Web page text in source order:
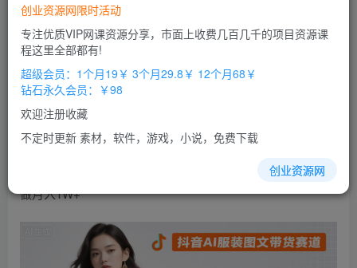
超级会员
立即购买
您当前未登录！建议登陆后购买，办理会员包月更省钱，可保存购
赛道，这个玩法真的有点香！认真
做月入1W+
创业资源网限时活动
专注优质VIP网课资源分享，市面上收费几百几千的项目资源课
程这里全部都有!
超级会员：1个月19￥ 3个月29.8￥ 12个月68￥
钻石永久会员：￥98
欢迎注册收藏
不定时更新 素材，软件，游戏，小说，免费下载
创业资源网